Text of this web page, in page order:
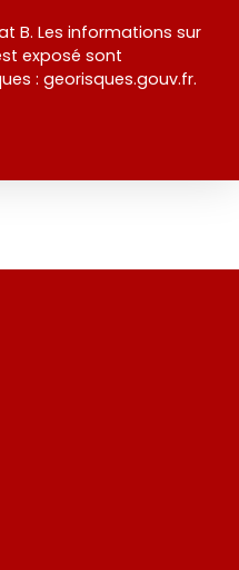
B. Les informations sur
exposé sont
: georisques.gouv.fr.